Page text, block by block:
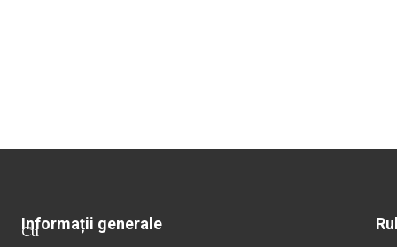
Cu
Informații generale